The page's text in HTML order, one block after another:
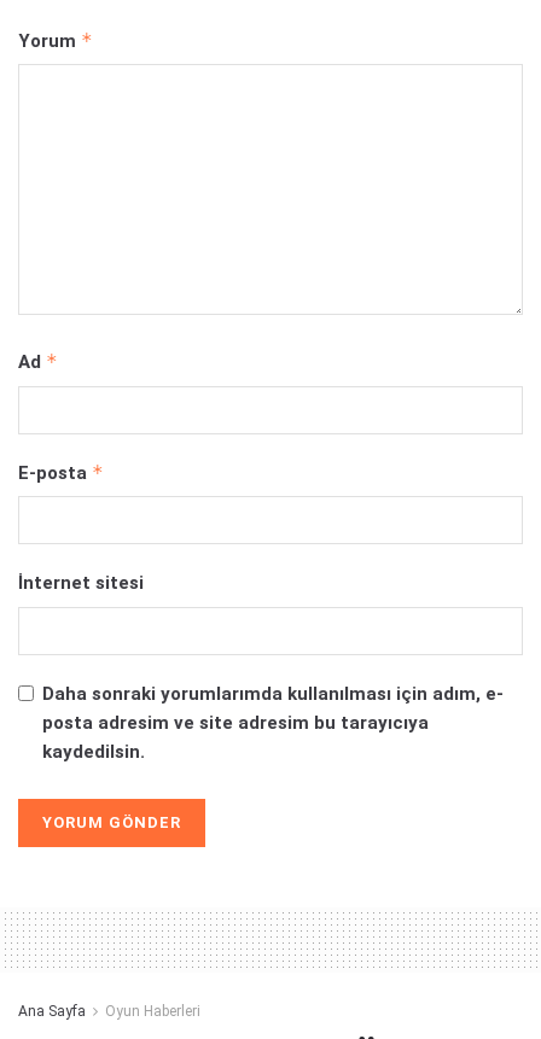
Yorum *
Ad *
E-posta *
İnternet sitesi
Daha sonraki yorumlarımda kullanılması için adım, e-
posta adresim ve site adresim bu tarayıcıya
kaydedilsin.
Ana Sayfa Oyun Haberleri